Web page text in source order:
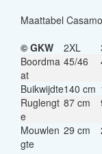
Maattabel
© GKW
2XL
Boordma
at
45/46
Buikwijdte140 cm
Ruglengt
e
87 cm
Mouwlen
gte
29 cm